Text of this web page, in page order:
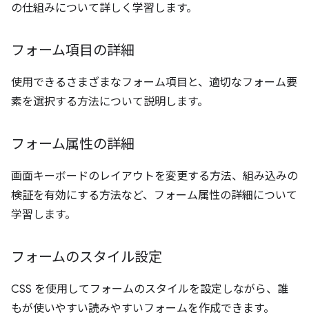
の仕組みについて詳しく学習します。
フォーム項目の詳細
使用できるさまざまなフォーム項目と、適切なフォーム要
素を選択する方法について説明します。
フォーム属性の詳細
画面キーボードのレイアウトを変更する方法、組み込みの
検証を有効にする方法など、フォーム属性の詳細について
学習します。
フォームのスタイル設定
CSS を使用してフォームのスタイルを設定しながら、誰
もが使いやすい読みやすいフォームを作成できます。